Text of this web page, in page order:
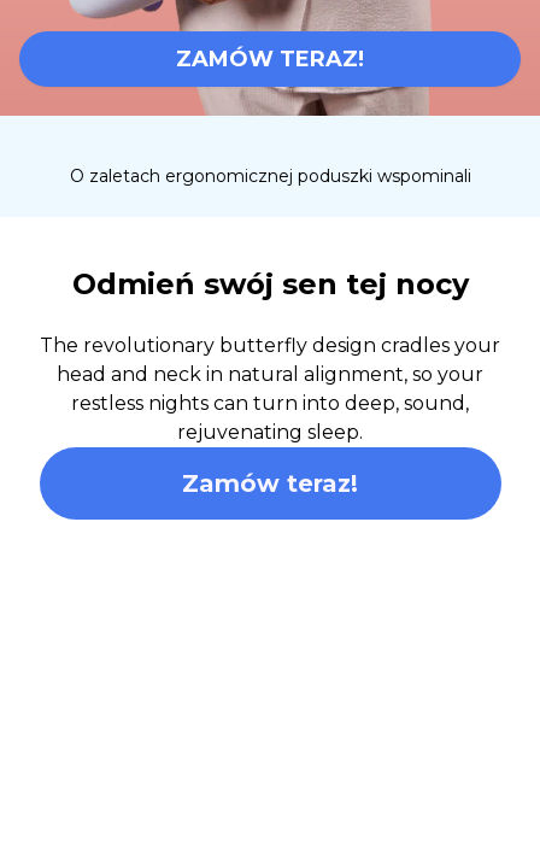
ZAMÓW TERAZ!
O zaletach ergonomicznej poduszki wspominali
Odmień swój sen tej nocy
The revolutionary butterfly design cradles your
head and neck in natural alignment, so your
restless nights can turn into deep, sound,
rejuvenating sleep.
Zamów teraz!